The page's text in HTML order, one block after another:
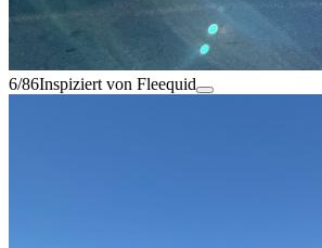
6/86Inspiziert von Fleequid